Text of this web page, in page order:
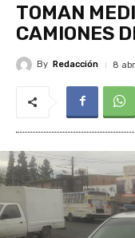
TOMAN
CAMIONES
By Redacción 8